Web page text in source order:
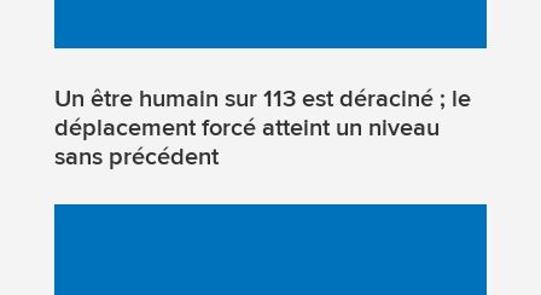
Un être humain sur 113 est déraciné ; le
déplacement forcé atteint un niveau
sans précédent